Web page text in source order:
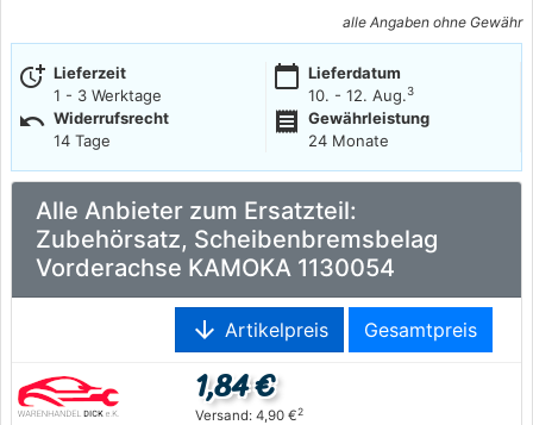
alle Angaben ohne Gewähr
more_time Lieferzeit
1 - 3 Werktage
calendar_today Lieferdatum
10. - 12. Aug.3
undo Widerrufsrecht
14 Tage
receipt
Gewährleistung
24 Monate
Alle Anbieter zum Ersatzteil:
Zubehörsatz, Scheibenbremsbelag
Vorderachse KAMOKA 1130054
arrow_downward Artikelpreis Gesamtpreis
1,84 €
Versand: 4,90 €2